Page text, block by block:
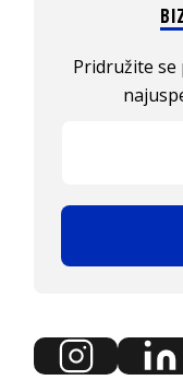
Pridružite se